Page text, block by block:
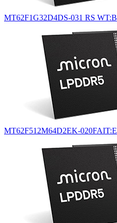
MT62F1G32D4DS-031 RS WT:B
MT62F512M64D2EK-020FAIT:E